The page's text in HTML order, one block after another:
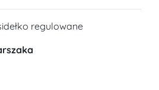
regulowane